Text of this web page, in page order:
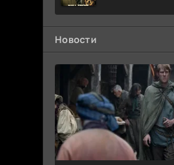
Новости